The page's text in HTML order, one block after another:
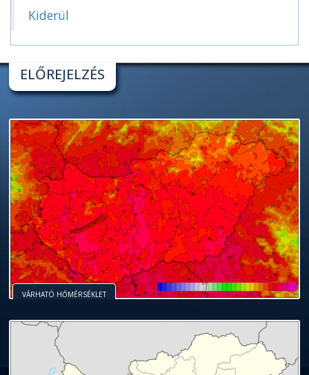
Kiderül
ELŐREJELZÉS
VÁRHATÓ HŐMÉRSÉKLET